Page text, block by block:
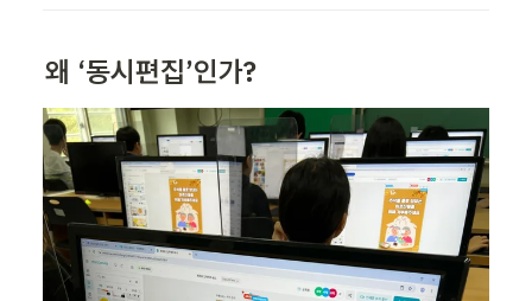
왜 ‘동시편집’인가?